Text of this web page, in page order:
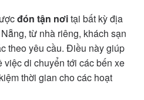
đón tận nơitại bất kỳ địa
từ nhà riêng, khách sạn
theo yêu cầu. Điều này giúp
di chuyển tới các bến xe
thời gian cho các hoạt